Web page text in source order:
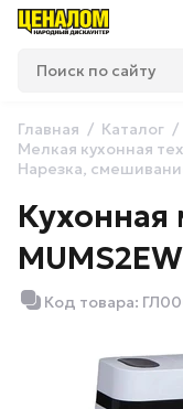
Главная Каталог
Мелкая кухонная
Нарезка,
Кухонная
Код товара: